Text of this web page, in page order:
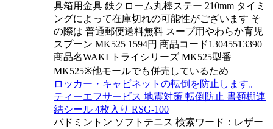
具箱用金具 鉄クローム丸棒ステー 210mm タイミ
ングによって在庫切れの可能性がございます そ
の際は 普通郵便送料無料 スープ用やわらか育児
スプーン MK525 1594円 商品コード13045513390
商品名WAKI トライシリーズ MK525型番
MK525※他モールでも併売しているため
ロッカー・キャビネットの転倒を防止します。
ティーエフサービス 地震対策 転倒防止 書類棚連
結シール 4枚入り RSG-100
バドミントン ソフトテニス 検索ワード：レザー